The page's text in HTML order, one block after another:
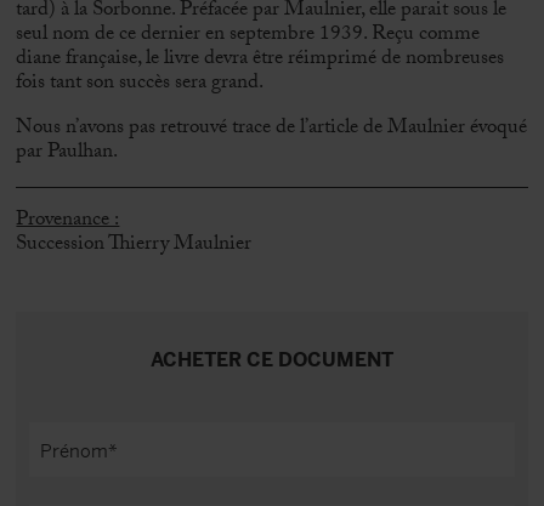
tard) à la Sorbonne. Préfacée par Maulnier, elle parait sous le
seul nom de ce dernier en septembre 1939. Reçu comme
diane française, le livre devra être réimprimé de nombreuses
fois tant son succès sera grand.
Nous n’avons pas retrouvé trace de l’article de Maulnier évoqué
par Paulhan.
Provenance :
Succession Thierry Maulnier
ACHETER CE DOCUMENT